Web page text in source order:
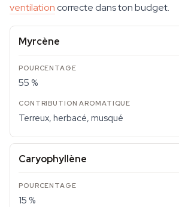
ventilation correcte dans ton budget.
Myrcène
55 %
Terreux, herbacé, musqué
Caryophyllène
15 %